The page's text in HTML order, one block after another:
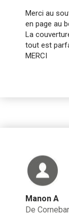
Merci au
en page au
La
tout est
MERCI
Manon A
De